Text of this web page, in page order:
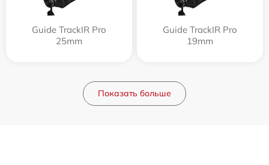
Guide TrackIR Pro
25mm
Guide TrackIR Pro
19mm
Показать больше